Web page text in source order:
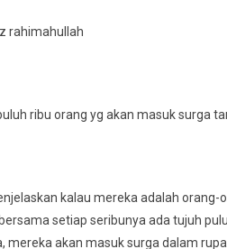
rahimahullah
ribu orang yg akan masuk surga
setiap seribunya ada tujuh
mereka akan masuk surga dalam